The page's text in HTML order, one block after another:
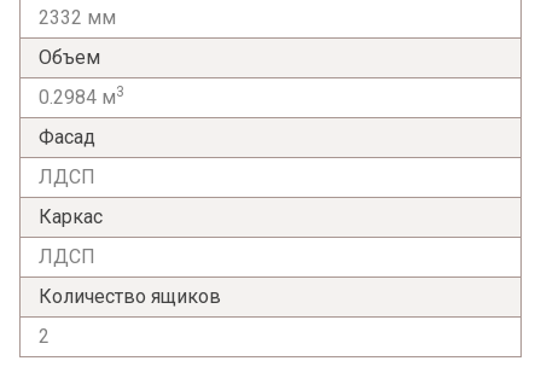
Я ознакомлен сПолитикойв отношении
обработки персональных данных и
согласен на их обработку.
2332 мм
Объем
0.2984 м3
Фасад
ЛДСП
Каркас
ЛДСП
Количество ящиков
2